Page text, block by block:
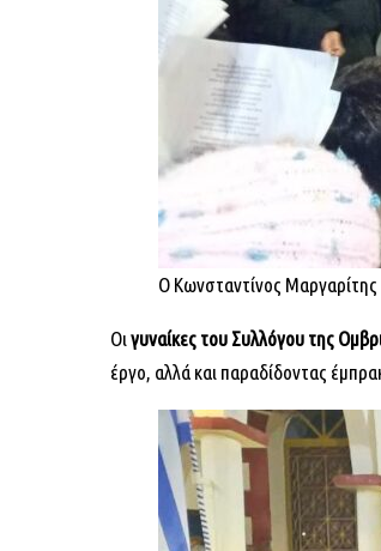
Ο Κωνσταντίνος Μαργαρίτης
Οιγυναίκες του Συλλόγου της
έργο, αλλά και παραδίδοντας